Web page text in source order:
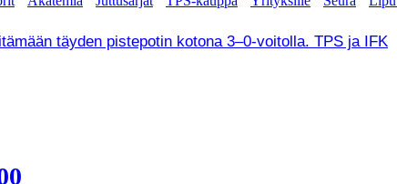
täyden pistepotin kotona 3–0-voitolla. TPS ja IFK